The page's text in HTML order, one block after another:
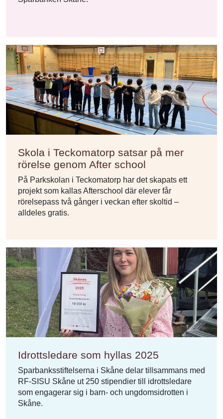
Skola i Teckomatorp satsar på mer
rörelse genom After school
På Parkskolan i Teckomatorp har det skapats ett
projekt som kallas Afterschool där elever får
rörelsepass två gånger i veckan efter skoltid –
alldeles gratis.
Idrottsledare som hyllas 2025
Sparbanksstiftelserna i Skåne delar tillsammans med
RF-SISU Skåne ut 250 stipendier till idrottsledare
som engagerar sig i barn- och ungdomsidrotten i
Skåne.